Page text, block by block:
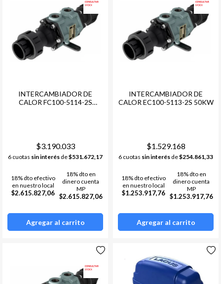
INTERCAMBIADOR DE
CALOR FC100-5114-2S
$3.190.033
6 cuotas sin interés de$531.672,17
18% dto efectivo
en nuestro local
$2.615.827,06
18% dto en
dinero cuenta
MP
$2.615.827,06
Agregar al carrito
INTERCAMBIADOR DE
CALOR EC100-5113-2S 50KW
$1.529.168
6 cuotas sin interés de$254.861,33
18% dto efectivo
en nuestro local
$1.253.917,76
18% dto en
dinero cuenta
MP
$1.253.917,76
Agregar al carrito